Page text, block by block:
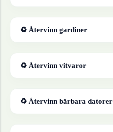
♻ Återvinn gardiner
♻ Återvinn vitvaror
♻ Återvinn bärbara datorer